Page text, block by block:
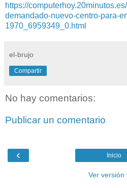
https://
demandado-nuevo-centro-para-
1970_6959349_0.html
el-brujo
Compartir
No hay comentarios:
Publicar un comentario
‹ Inicio
Ver versión